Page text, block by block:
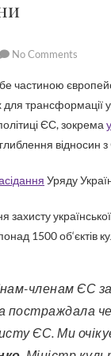
No Comments
трансформації
ЄС, зокрема
відносин
Уряду
1500 об‘єктів
ЄС. Ми